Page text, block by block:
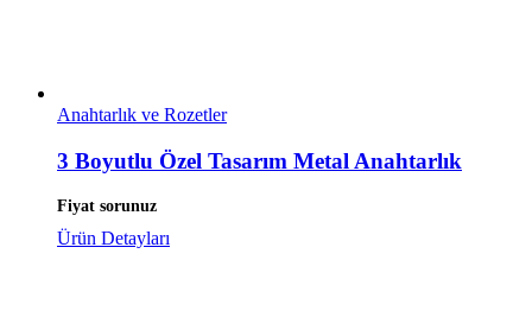
Anahtarlık ve Rozetler
3 Boyutlu Özel Tasarım Metal Anahtarlık
Fiyat sorunuz
Ürün Detayları